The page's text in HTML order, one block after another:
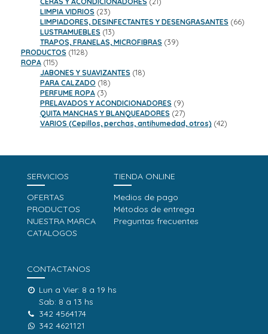
LIMPIA VIDRIOS 2323
productos
LIMPIADORES, DESINFECTANTES Y DESENGRASANTES 6666
LUSTRAMUEBLES 1313
productos
TRAPOS, FRANELAS, MICROFIBRAS 3939
PRODUCTOS 11281128
ROPA 115115
productos
JABONES Y SUAVIZANTES 1818
PARA CALZADO 1818
PERFUME ROPA 33
productos
PRELAVADOS Y ACONDICIONADORES 99
productos
QUITA MANCHAS Y BLANQUEADORES 2727
productos
VARIOS (Cepillos, perchas, antihumedad, otros) 4242
SERVICIOS
OFERTAS
PRODUCTOS
NUESTRA MARCA
CATALOGOS
TIENDA ONLINE
Medios de pago
Métodos de entrega
Preguntas frecuentes
CONTACTANOS
Lun a Vier: 8 a 19 hs
Sab: 8 a 13 hs
342 4564174
342 4621121